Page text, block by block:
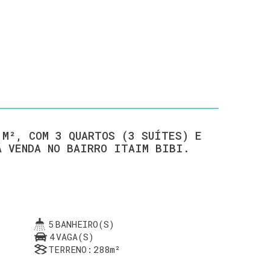
M², COM 3 QUARTOS (3 SUÍTES) E
DE GARAGEM À VENDA NO BAIRRO ITAIM BIBI.
5 BANHEIRO(S)
4VAGA(S)
TERRENO: 288m²